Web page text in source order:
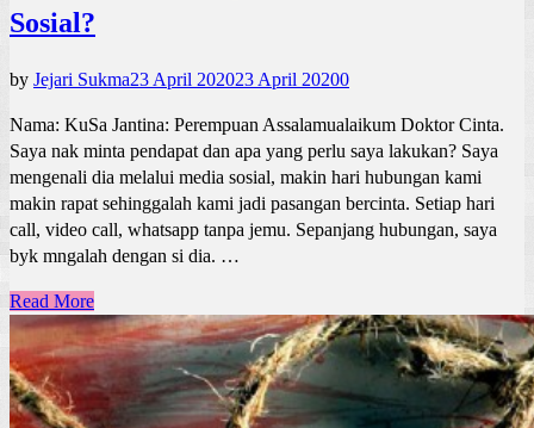
Sosial?
by Jejari Sukma23 April 202023 April 20200
Nama: KuSa Jantina: Perempuan Assalamualaikum Doktor Cinta.
Saya nak minta pendapat dan apa yang perlu saya lakukan? Saya
mengenali dia melalui media sosial, makin hari hubungan kami
makin rapat sehinggalah kami jadi pasangan bercinta. Setiap hari
call, video call, whatsapp tanpa jemu. Sepanjang hubungan, saya
byk mngalah dengan si dia. …
Read More